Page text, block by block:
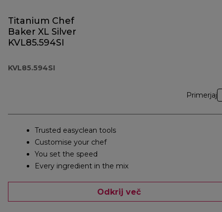
Titanium Chef
Baker XL Silver
KVL85.594SI
KVL85.594SI
Primerjaj
Trusted easyclean tools
Customise your chef
You set the speed
Every ingredient in the mix
Odkrij več